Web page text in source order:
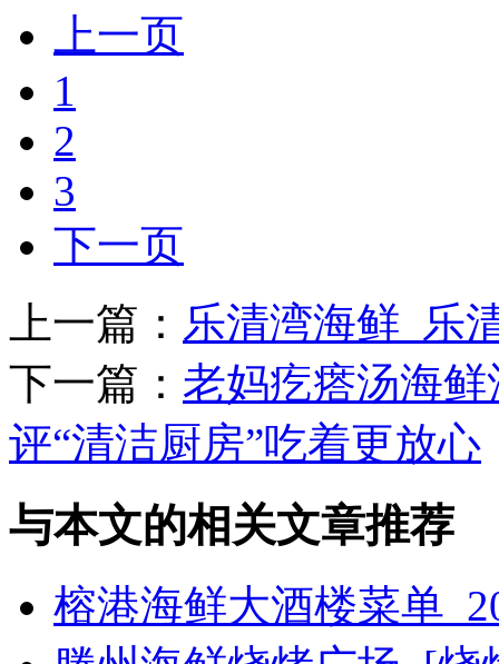
上一页
1
2
3
下一页
上一篇： 乐清湾海鲜_乐
下一篇： 老妈疙瘩汤海
评“清洁厨房”吃着更放心
与本文的相关文章推荐
榕港海鲜大酒楼菜单